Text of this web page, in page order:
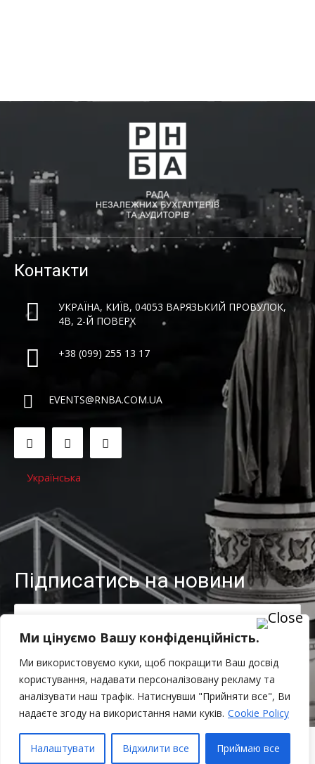
Ми цінуємо Вашу конфіденційність.
Ми використовуємо куки, щоб покращити Ваш досвід
користування, надавати персоналізовану рекламу та
аналізувати наш трафік. Натиснувши "Прийняти все", Ви
надаєте згоду на використання нами куків. Cookie Policy
Налаштувати Відхилити все Приймаю все
Контакти
УКРАЇНА, КИЇВ, 04053 ВАРЯЗЬКИЙ ПРОВУЛОК,
4B, 2-Й ПОВЕРХ
+38 (099) 255 13 17
EVENTS@RNBA.COM.UA
Українська
Підписатись на новини
ЗАПИСАТИ МЕНЕ!
Я прочитав і погоджуюсь ізПолітикою конфіденційності.